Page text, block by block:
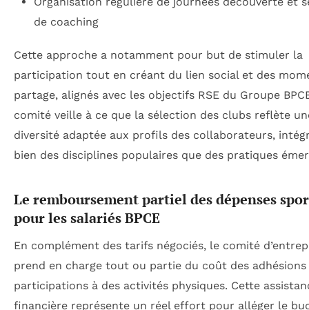
de coaching
Cette approche a notamment pour but de stimuler la
participation tout en créant du lien social et des
partage, alignés avec les objectifs RSE du Groupe
comité veille à ce que la sélection des clubs reflète
diversité adaptée aux profils des collaborateurs,
bien des disciplines populaires que des pratiques
Le remboursement partiel des dépenses
pour les salariés BPCE
En complément des tarifs négociés, le comité
prend en charge tout ou partie du coût des adhésions
participations à des activités physiques. Cette
financière représente un réel effort pour alléger le